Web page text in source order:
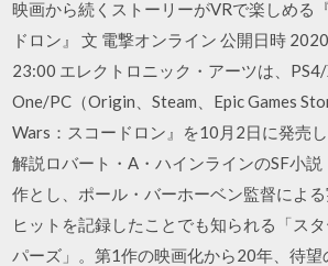
映画から続くストーリーがVRで楽しめる
ドロン』 文 電撃オンライン 公開日時
23:00 エレクトロニック・アーツは、
One/PC（Origin、Steam、Epic Games
Wars：スコードロン』を10月2日に発売
解説ロバート・A・ハインラインのSF小
作とし、ポール・バーホーベン監督によ
ヒットを記録したことでも知られる「ス
パーズ」。第1作の映画化から20年、待